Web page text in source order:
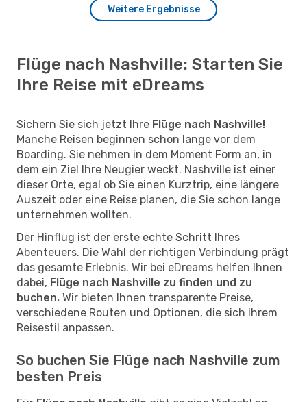
Weitere Ergebnisse
Flüge nach Nashville: Starten Sie
Ihre Reise mit eDreams
Sichern Sie sich jetzt Ihre Flüge nach Nashville!
Manche Reisen beginnen schon lange vor dem
Boarding. Sie nehmen in dem Moment Form an, in
dem ein Ziel Ihre Neugier weckt. Nashville ist einer
dieser Orte, egal ob Sie einen Kurztrip, eine längere
Auszeit oder eine Reise planen, die Sie schon lange
unternehmen wollten.
Der Hinflug ist der erste echte Schritt Ihres
Abenteuers. Die Wahl der richtigen Verbindung prägt
das gesamte Erlebnis. Wir bei eDreams helfen Ihnen
dabei, Flüge nach Nashville zu finden und zu
buchen. Wir bieten Ihnen transparente Preise,
verschiedene Routen und Optionen, die sich Ihrem
Reisestil anpassen.
So buchen Sie Flüge nach Nashville zum
besten Preis